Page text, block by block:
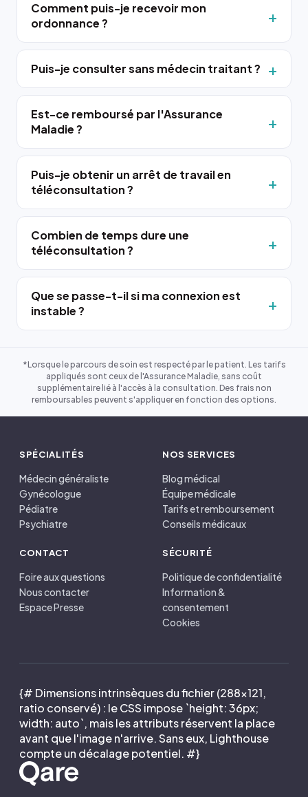
Comment puis-je recevoir mon
ordonnance ?
Puis-je consulter sans médecin traitant ?
Est-ce remboursé par l'Assurance
Maladie ?
Puis-je obtenir un arrêt de travail en
téléconsultation ?
Combien de temps dure une
téléconsultation ?
Que se passe-t-il si ma connexion est
instable ?
*Lorsque le parcours de soin est respecté par le patient. Les tarifs
appliqués sont ceux de l'Assurance Maladie, sans coût
supplémentaire lié à l'accès à la consultation. Des frais non
remboursables peuvent s'appliquer en fonction des options.
SPÉCIALITÉS
Médecin généraliste
Gynécologue
Pédiatre
Psychiatre
NOS SERVICES
Blog médical
Équipe médicale
Tarifs et remboursement
Conseils médicaux
CONTACT
Foire aux questions
Nous contacter
Espace Presse
SÉCURITÉ
Politique de confidentialité
Information &
consentement
Cookies
{# Dimensions intrinsèques du fichier (288×121,
ratio conservé) : le CSS impose `height: 36px;
width: auto`, mais les attributs réservent la place
avant que l'image n'arrive. Sans eux, Lighthouse
compte un décalage potentiel. #}